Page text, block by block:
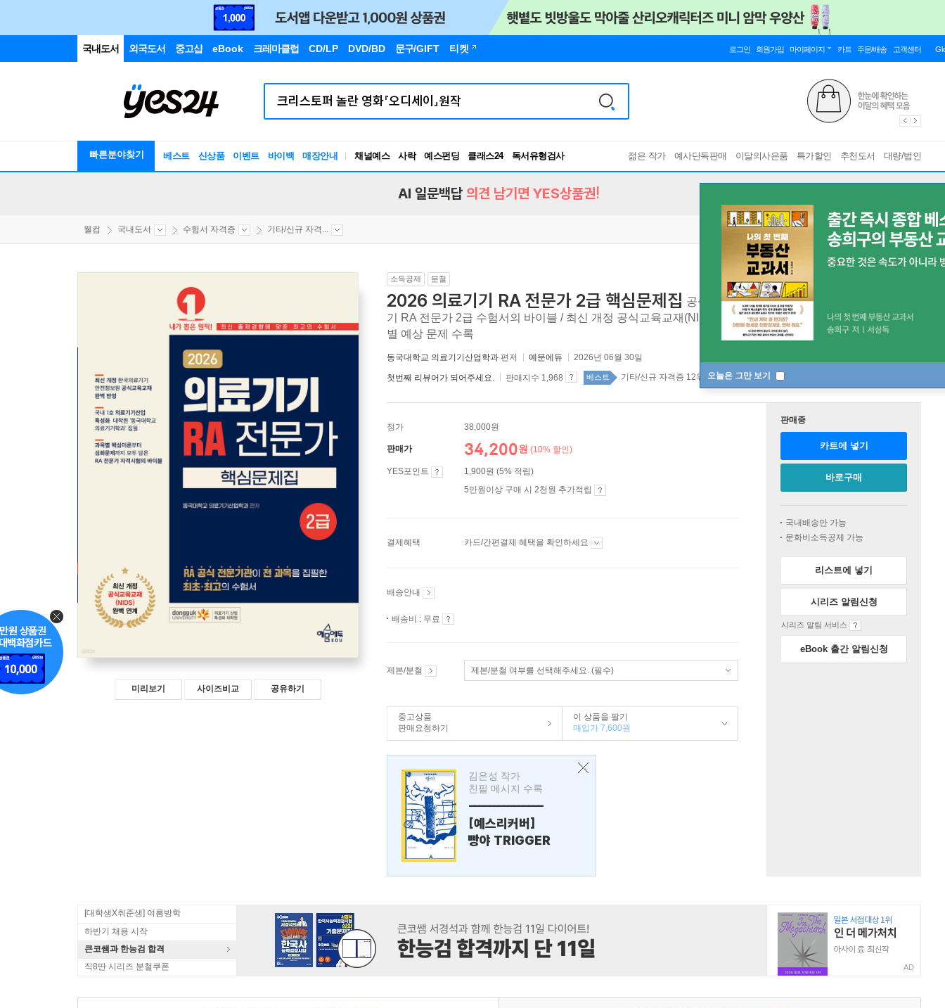
국내도서 외국도서 중고샵 eBook 크레마클럽 CD/LP DVD/BD 문구/GIFT 티켓 로그인 회원가입 마이페이지 카트 주문/배송 고객센터
빠른분야찾기 베스트 신상품 이벤트 바이백 매장안내 채널예스 사락 예스펀딩 클래스24
독서유형검사
RBTI Lab
젊은 작가 예사단독판매 이달의사은품 특가할인 추천도서 대량/법인
오늘은 그만 보기
AI 일문백답 의견 남기면 YES상품권!
웰컴 국내도서 수험서 자격증 기타/신규 자격...
미리보기 사이즈비교 공유하기
소득공제 분철
2026 의료기기 RA 전문가 2급 핵심문제집 공식 ‘RA 전문가 교육기관’에서 집필한 의료기
기 RA 전문가 2급 수험서의 바이블 / 최신 개정 공식교육교재(NIDS) 완벽 연계 / 전 과목 핵심 이론 요약+과목
별 예상 문제 수록
동국대학교 의료기기산업학과 편저 예문에듀 2026년 06월 30일
첫번째 리뷰어가 되어주세요. 판매지수 1,968 베스트 기타/신규 자격증 12위 수험서 자격증 top100 1주
정가 38,000원
판매가 34,200원 (10% 할인)
YES포인트
1,900원 (5% 적립)
5만원이상 구매 시 2천원 추가적립
결제혜택 카드/간편결제 혜택을 확인하세요
배송안내
배송비 : 무료
제본/분철 제본/분철 여부를 선택해주세요. (필수)
중고상품
판매요청하기
이 상품을 팔기
매입가 7,600원
김은성 작가
친필 메시지 수록
---------------
[예스리커버]
빵야 TRIGGER
판매중
카트에 넣기
바로구매
국내배송만 가능
문화비소득공제 가능
리스트에 넣기
시리즈 알림신청
시리즈 알림 서비스
eBook 출간 알림신청
[대학생X취준생] 여름방학
하반기 채용 시작
큰코쌤과 한능검 합격
직8딴 시리즈 분철쿠폰
AD